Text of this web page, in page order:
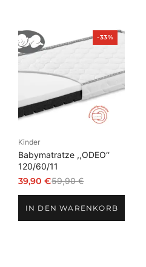
-33%Produkt
im
Kinder
Babymatratze ,,ODEO‘‘
120/60/11
59,90€
Ursprünglicher
war:
39,90€
Aktueller
ist:IN DEN WARENKORB